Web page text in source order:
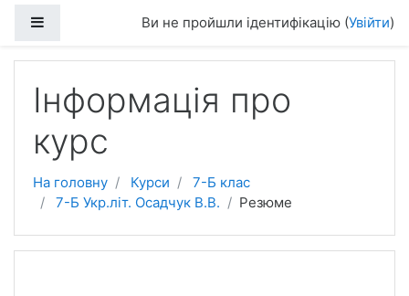
Ви не пройшли ідентифікацію (Увійти)
Інформація про
курс
На головну Курси
7-Б клас
7-Б Укр.літ. Осадчук В.В.
Резюме